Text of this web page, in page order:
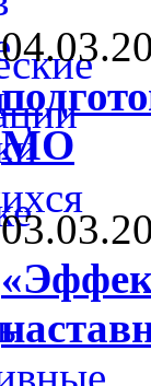
МО